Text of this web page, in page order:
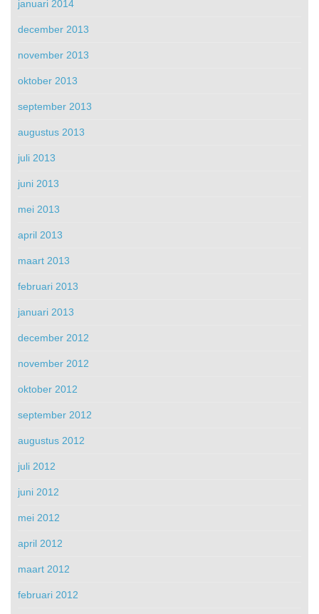
januari 2014
december 2013
november 2013
oktober 2013
september 2013
augustus 2013
juli 2013
juni 2013
mei 2013
april 2013
maart 2013
februari 2013
januari 2013
december 2012
november 2012
oktober 2012
september 2012
augustus 2012
juli 2012
juni 2012
mei 2012
april 2012
maart 2012
februari 2012